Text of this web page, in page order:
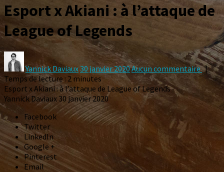
Esport x Akiani : à l’attaque de
League of Legends
Yannick Daviaux30 janvier 2020Aucun commentaire|
Temps de lecture : 2 minutes
Esport x Akiani : à l’attaque de League of Legends
Yannick Daviaux 30 janvier 2020
Facebook
Twitter
LinkedIn
Google +
Pinterest
Email